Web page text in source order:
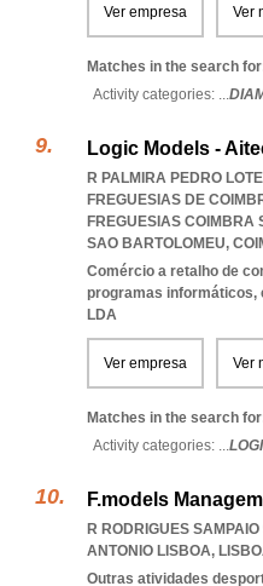
Ver empresa Ver
Matches in the search
Activity categories: ...
Logic Models -
R PALMIRA PEDRO
FREGUESIAS DE
FREGUESIAS COIMBRA
SAO BARTOLOMEU,
Comércio a retalho de
programas informáticos,
LDA
Ver empresa Ver
Matches in the search
Activity categories: ...
F.models
R RODRIGUES
ANTONIO LISBOA,
Outras atividades